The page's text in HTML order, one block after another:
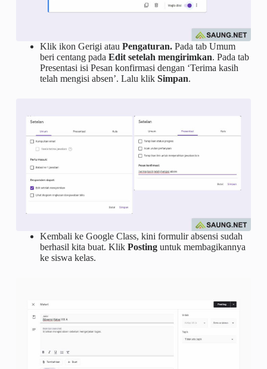
Klik ikon Gerigi atau Pengaturan.Pada tab Umum
beri centang pada Edit setelah mengirimkan. Pada tab
Presentasi isi Pesan konfirmasi dengan ‘Terima kasih
telah mengisi absen’. Lalu klik Simpan.
Kembali ke Google Class, kini formulir absensi sudah
berhasil kita buat. Klik Postinguntuk membagikannya
ke siswa kelas.